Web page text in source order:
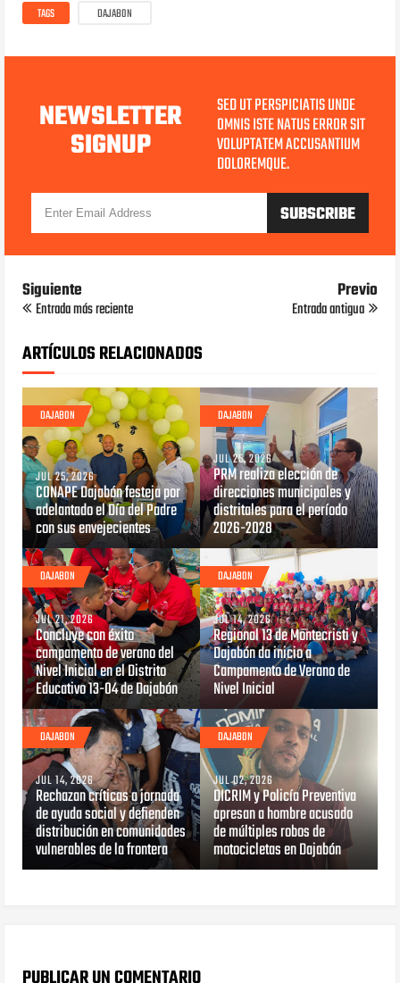
TAGS DAJABON
NEWSLETTER
SIGNUP
SED UT PERSPICIATIS UNDE
OMNIS ISTE NATUS ERROR SIT
VOLUPTATEM ACCUSANTIUM
DOLOREMQUE.
Siguiente
Entrada más reciente
Previo
Entrada antigua
ARTÍCULOS RELACIONADOS
DAJABON
JUL 25, 2026
CONAPE Dajabón festeja por
adelantado el Día del Padre
con sus envejecientes
DAJABON
JUL 25, 2026
PRM realiza elección de
direcciones municipales y
distritales para el período
2026-2028
DAJABON
JUL 21, 2026
Concluye con éxito
campamento de verano del
Nivel Inicial en el Distrito
Educativo 13-04 de Dajabón
DAJABON
JUL 14, 2026
Regional 13 de Montecristi y
Dajabón da inicio a
Campamento de Verano de
Nivel Inicial
DAJABON
JUL 14, 2026
Rechazan críticas a jornada
de ayuda social y defienden
distribución en comunidades
vulnerables de la frontera
DAJABON
JUL 02, 2026
DICRIM y Policía Preventiva
apresan a hombre acusado
de múltiples robos de
motocicletas en Dajabón